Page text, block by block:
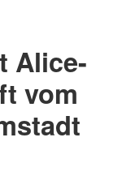
Alice-
vom